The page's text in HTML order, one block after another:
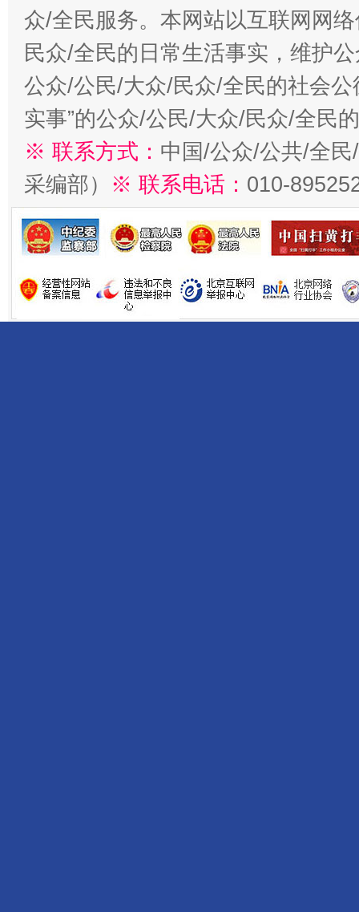
众/全民服务。本网站以互联网网
民众/全民的日常生活事实，维护
公众/公民/大众/民众/全民的社会公
实事”的公众/公民/大众/民众/全民
※ 联系方式： 中国/公众/公共/全
采编部） ※ 联系电话： 010-